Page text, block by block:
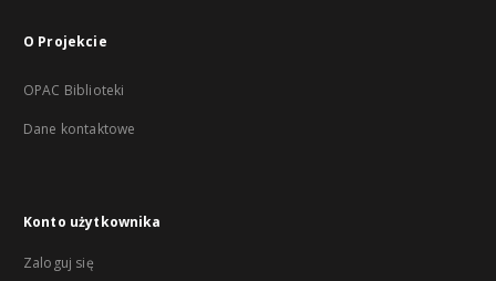
O Projekcie
OPAC Biblioteki
Dane kontaktowe
Konto użytkownika
Zaloguj się